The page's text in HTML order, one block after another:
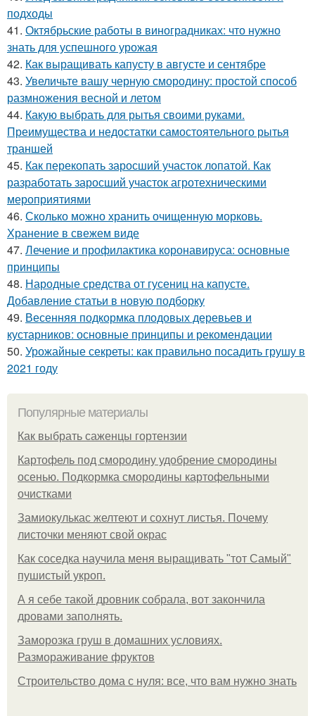
подходы
41. Октябрьские работы в виноградниках: что нужно
знать для успешного урожая
42. Как выращивать капусту в августе и сентябре
43. Увеличьте вашу черную смородину: простой способ
размножения весной и летом
44. Какую выбрать для рытья своими руками.
Преимущества и недостатки самостоятельного рытья
траншей
45. Как перекопать заросший участок лопатой. Как
разработать заросший участок агротехническими
мероприятиями
46. Сколько можно хранить очищенную морковь.
Хранение в свежем виде
47. Лечение и профилактика коронавируса: основные
принципы
48. Народные средства от гусениц на капусте.
Добавление статьи в новую подборку
49. Весенняя подкормка плодовых деревьев и
кустарников: основные принципы и рекомендации
50. Урожайные секреты: как правильно посадить грушу в
2021 году
Популярные материалы
Как выбрать саженцы гортензии
Картофель под смородину удобрение смородины
осенью. Подкормка смородины картофельными
очистками
Замиокулькас желтеют и сохнут листья. Почему
листочки меняют свой окрас
Как соседка научила меня выращивать "тот Самый"
пушистый укроп.
А я себе такой дровник собрала, вот закончила
дровами заполнять.
Заморозка груш в домашних условиях.
Размораживание фруктов
Строительство дома с нуля: все, что вам нужно знать